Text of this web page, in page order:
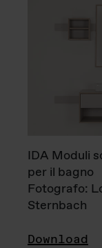
IDA Moduli
per il bagno
Fotografo:
Sternbach
Download